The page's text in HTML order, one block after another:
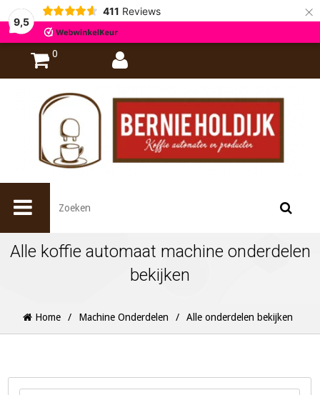
9,5
411 Reviews ×
0
Alle koffie automaat machine onderdelen
bekijken
Home / Machine Onderdelen / Alle onderdelen bekijken